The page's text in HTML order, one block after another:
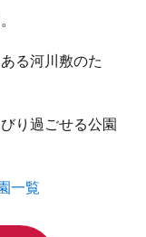
る河川敷のた
り過ごせる公園
一覧